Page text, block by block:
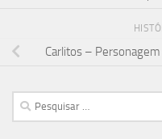
Carlitos –
Pesquisar
por: